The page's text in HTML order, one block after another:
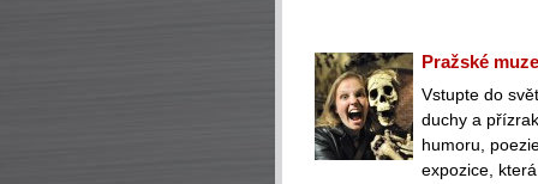
Pražské
Vstupte do
duchy a
humoru,
expozice,